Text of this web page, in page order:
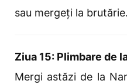
sau mergeți la
Ziua 15: Plimbare de
Mergi astăzi de la